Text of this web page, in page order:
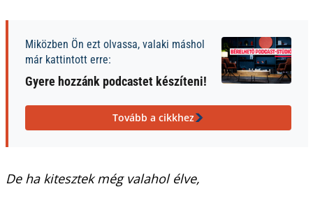
Miközben Ön ezt olvassa, valaki máshol
már kattintott erre:
Gyere hozzánk podcastet készíteni!
Tovább a cikkhez
De ha kitesztek még valahol élve,